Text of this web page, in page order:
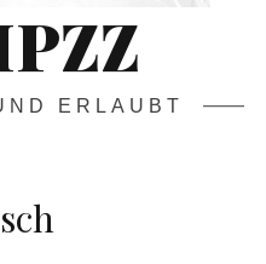
ERLAUBT